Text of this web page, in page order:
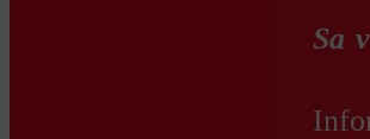
Sa